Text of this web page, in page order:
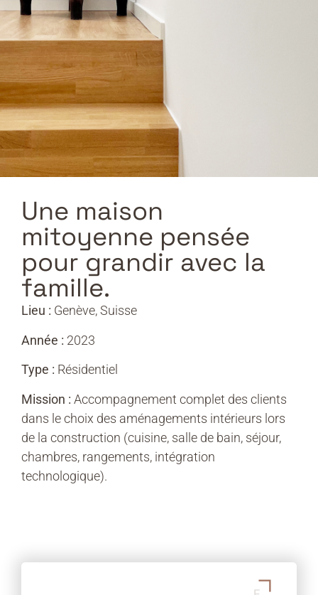
Une maison
mitoyenne pensée
pour grandir avec la
famille.
Lieu : Genève, Suisse
Année : 2023
Type : Résidentiel
Mission : Accompagnement complet des clients
dans le choix des aménagements intérieurs lors
de la construction (cuisine, salle de bain, séjour,
chambres, rangements, intégration
technologique).